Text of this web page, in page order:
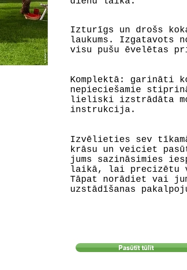
Izturīgs un drošs
laukums. Izgatavots
visu pušu ēvelētas
Komplektā: garināti
nepieciešamie
lieliski izstrādāta
instrukcija.
Izvēlieties sev
krāsu un veiciet
jums sazināsimies
laikā, lai precizētu
Tāpat norādiet vai
uzstādīšanas
Pasūtīt tūlīt